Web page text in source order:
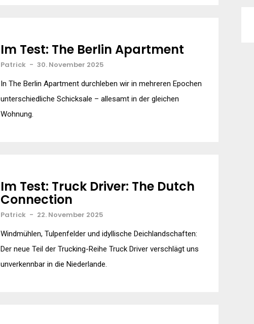
Im Test: The Berlin Apartment
Patrick - 30. November 2025
In The Berlin Apartment durchleben wir in mehreren Epochen
unterschiedliche Schicksale – allesamt in der gleichen
Wohnung.
Im Test: Truck Driver: The Dutch
Connection
Patrick - 22. November 2025
Windmühlen, Tulpenfelder und idyllische Deichlandschaften:
Der neue Teil der Trucking-Reihe Truck Driver verschlägt uns
unverkennbar in die Niederlande.